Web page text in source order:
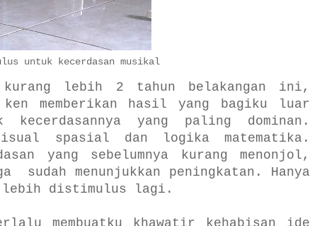
untuk kecerdasan musikal
kurang lebih 2 tahun belakangan ini,
memberikan hasil yang bagiku luar
kecerdasannya yang paling dominan.
spasial dan logika matematika.
yang sebelumnya kurang menonjol,
menunjukkan peningkatan. Hanya
lebih distimulus lagi.
membuatku khawatir kehabisan ide